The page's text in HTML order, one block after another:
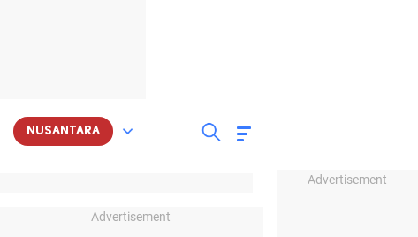
Advertisement
NUSANTARA
Advertisement